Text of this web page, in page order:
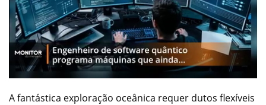
A fantástica exploração oceânica requer dutos flexíveis